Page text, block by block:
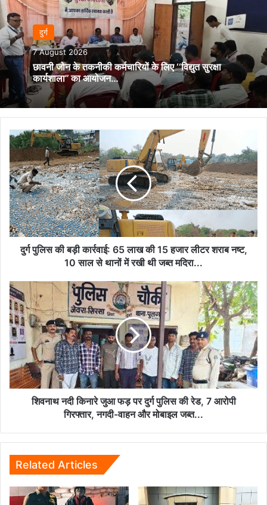
दुर्ग
7 August 2026
छावनी जोन के तकनीकी कर्मचारियों के लिए ‘‘विद्युत सुरक्षा
कार्यशाला’’ का आयोजन…
दुर्ग
पुलिस
की
बड़ी
कार्रवाई:
65
लाख
की
15
हजार
नष्ट,
10
साल
से
थानों
में
रखी
थी
जब्त
मदिरा...
दुर्ग पुलिस की बड़ी कार्रवाई: 65 लाख की 15 हजार लीटर शराब नष्ट,
10 साल से थानों में रखी थी जब्त मदिरा...
शिवनाथ
नदी
किनारे
जुआ
फड़
पर
दुर्ग
पुलिस
की
वाहन
और
मोबाइल
जब्त...
शिवनाथ नदी किनारे जुआ फड़ पर दुर्ग पुलिस की रेड, 7 आरोपी
गिरफ्तार, नगदी-वाहन और मोबाइल जब्त...
Related Articles